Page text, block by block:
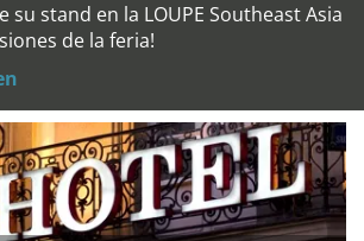
su stand en la LOUPE Southeast Asia
de la feria!